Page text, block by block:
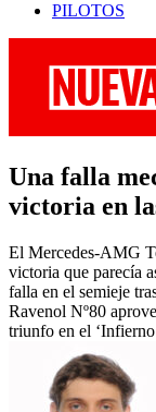
PILOTOS
Una falla
victoria en
El Mercedes-AMG
victoria que parecía
falla en el semieje
Ravenol Nº80
triunfo en el ‘Infierno